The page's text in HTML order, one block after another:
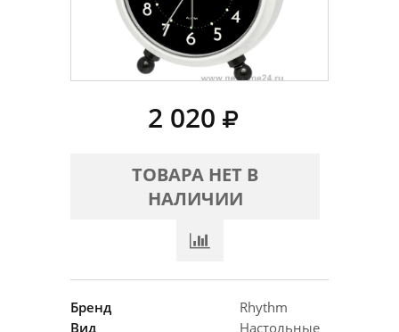
2 020
ТОВАРА НЕТ В
НАЛИЧИИ
Бренд
Rhythm
Вид
Настольные